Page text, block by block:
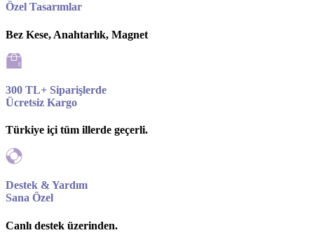
Özel Tasarımlar
Bez Kese, Anahtarlık, Magnet
300 TL+ Siparişlerde
Ücretsiz Kargo
Türkiye içi tüm illerde geçerli.
Destek & Yardım
Sana Özel
Canlı destek üzerinden.